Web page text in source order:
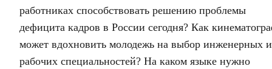
работниках способствовать решению проблемы
дефицита кадров в России сегодня? Как
может вдохновить молодежь на выбор инженерных и
рабочих специальностей? На каком языке нужно